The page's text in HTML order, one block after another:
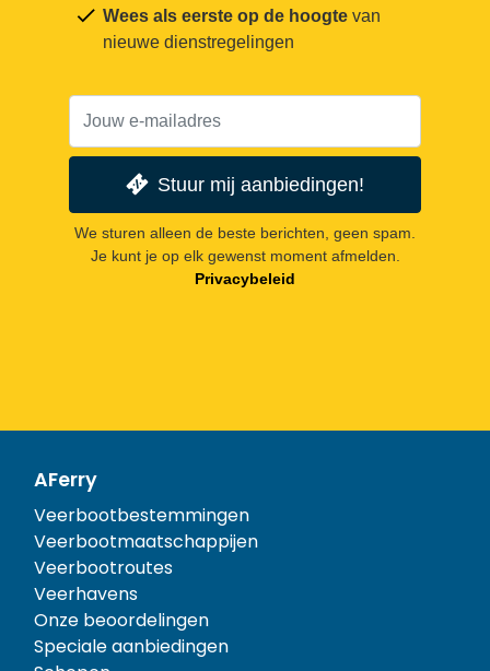
Wees als eerste op de hoogte van
nieuwe dienstregelingen
Stuur mij aanbiedingen!
We sturen alleen de beste berichten, geen spam.
Je kunt je op elk gewenst moment afmelden.
Privacybeleid
AFerry
Veerbootbestemmingen
Veerbootmaatschappijen
Veerbootroutes
Veerhavens
Onze beoordelingen
Speciale aanbiedingen